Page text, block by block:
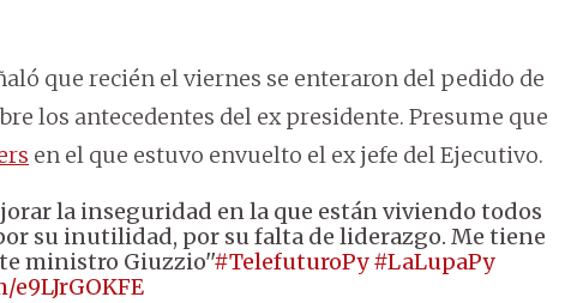
que recién el viernes se enteraron del pedido de
los antecedentes del ex presidente. Presume que
en el que estuvo envuelto el ex jefe del Ejecutivo.
la inseguridad en la que están viviendo todos
su inutilidad, por su falta de liderazgo. Me tiene
ministro Giuzzio''#TelefuturoPy #LaLupaPy